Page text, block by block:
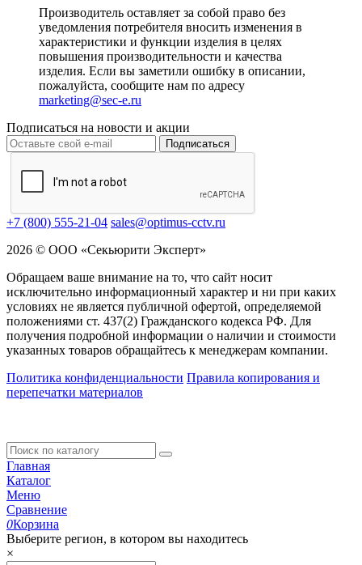
Производитель оставляет за собой право без
уведомления потребителя вносить изменения в
характеристики и функции изделия в целях
повышения производительности и качества
изделия. Если вы заметили ошибку в описании,
пожалуйста, сообщите нам по адресу
marketing@sec-e.ru
Подписаться на новости и акции
Подписаться
+7 (800) 555-21-04 sales@optimus-cctv.ru
2026 © ООО «Секьюрити Эксперт»
Обращаем ваше внимание на то, что сайт носит
исключительно информационный характер и ни при каких
условиях не является публичной офертой, определяемой
положениями ст. 437(2) Гражданского кодекса РФ. Для
получения подробной информации о наличии и стоимости
указанных товаров обращайтесь к менеджерам компании.
Политика конфиденциальности Правила копирования и
перепечатки материалов
Главная
Каталог
Меню
Сравнение
0Корзина
Выберите регион, в котором вы находитесь
×